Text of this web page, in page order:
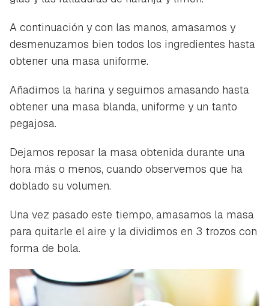
Guardar como favorito
iniciar sesión con tu cuenta de Hogarmanía.
INICIAR SESIÓN
A continuación y con las manos, amasamos y
desmenuzamos bien todos los ingredientes hasta
obtener una masa uniforme.
Añadimos la harina y seguimos amasando hasta
obtener una masa blanda, uniforme y un tanto
pegajosa.
Dejamos reposar la masa obtenida durante una
hora más o menos, cuando observemos que ha
doblado su volumen.
Una vez pasado este tiempo, amasamos la masa
para quitarle el aire y la dividimos en 3 trozos con
forma de bola.
Contenido enviado
ACEPTAR